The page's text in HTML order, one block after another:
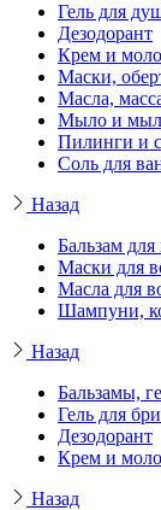
Гель для
Дезодорант
Крем и
Маски,
Масла,
Мыло и
Пилинги и
Соль для
Назад
Бальзам для
Маски для
Масла для
Шампуни,
Назад
Бальзамы,
Гель для
Дезодорант
Крем и
Назад